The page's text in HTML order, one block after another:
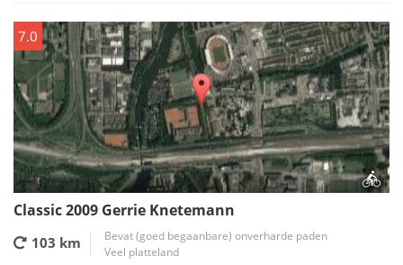
7.0
Classic 2009 Gerrie Knetemann
103 km
Bevat (goed begaanbare) onverharde paden
Veel platteland